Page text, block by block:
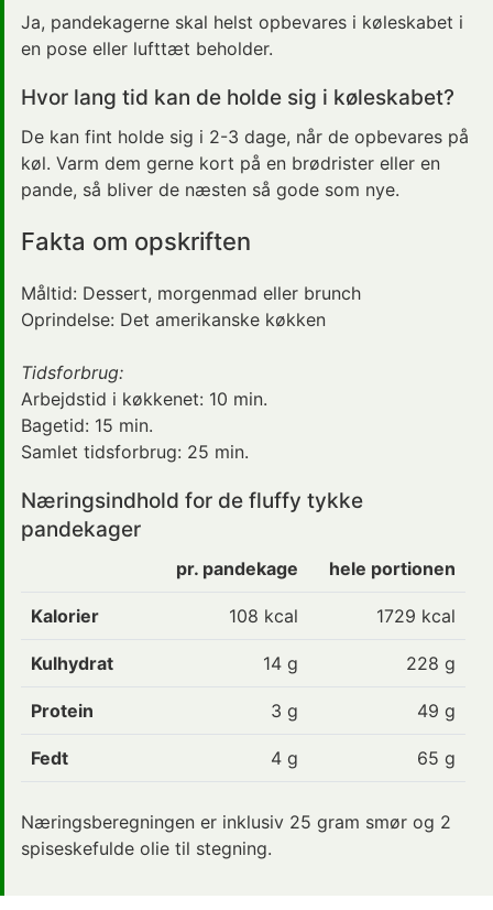
Ja, pandekagerne skal helst opbevares i køleskabet i
en pose eller lufttæt beholder.
Hvor lang tid kan de holde sig i køleskabet?
De kan fint holde sig i 2-3 dage, når de opbevares på
køl. Varm dem gerne kort på en brødrister eller en
pande, så bliver de næsten så gode som nye.
Fakta om opskriften
Måltid: Dessert, morgenmad eller brunch
Oprindelse: Det amerikanske køkken
Tidsforbrug:
Arbejdstid i køkkenet: 10 min.
Bagetid: 15 min.
Samlet tidsforbrug: 25 min.
Næringsindhold for de fluffy tykke
pandekager
pr. pandekage hele portionen
Kalorier 108 kcal 1729 kcal
Kulhydrat 14 g 228 g
Protein 3 g 49 g
Fedt 4 g 65 g
Næringsberegningen er inklusiv 25 gram smør og 2
spiseskefulde olie til stegning.